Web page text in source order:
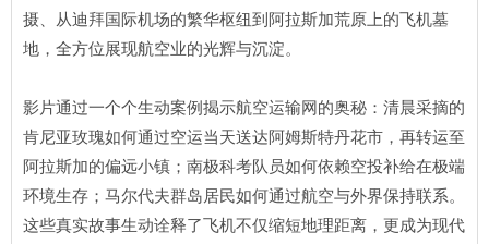
摄、从迪拜国际机场的繁华枢纽到阿拉斯加荒原上的飞机墓
地，全方位展现航空业的光辉与沉淀。
影片通过一个个生动案例揭示航空运输网的奥秘：清晨采摘的
肯尼亚玫瑰如何通过空运当天送达阿姆斯特丹花市，再转运至
阿拉斯加的偏远小镇；南极科考队员如何依赖空投补给在极端
环境生存；马尔代夫群岛居民如何通过航空与外界保持联系。
这些真实故事生动诠释了飞机不仅缩短地理距离，更成为现代